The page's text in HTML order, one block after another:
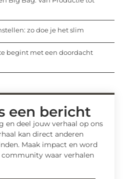
zo doe je het slim
begint met een doordacht
een bericht
en deel jouw verhaal op ons
kan direct anderen
Maak impact en word
community waar verhalen